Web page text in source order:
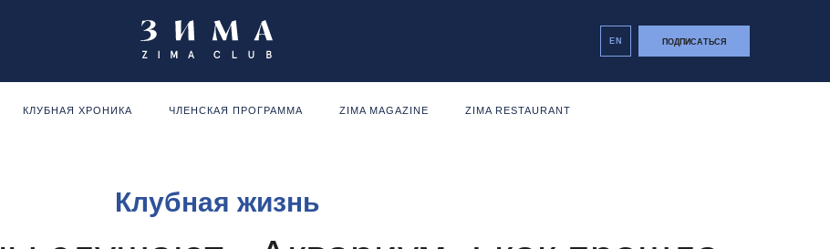
EN ПОДПИСАТЬСЯ
КЛУБНАЯ ХРОНИКА ЧЛЕНСКАЯ ПРОГРАММА ZIMA MAGAZINE ZIMA RESTAURANT
Клубная жизнь